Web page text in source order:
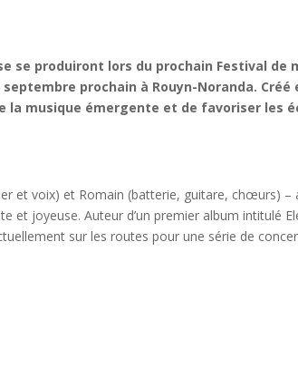
se produiront lors du prochain Festival de
prochain à Rouyn-Noranda. Créé
musique émergente et de favoriser les
et voix) et Romain (batterie, guitare, chœurs) –
et joyeuse. Auteur d’un premier album intitulé
sur les routes pour une série de